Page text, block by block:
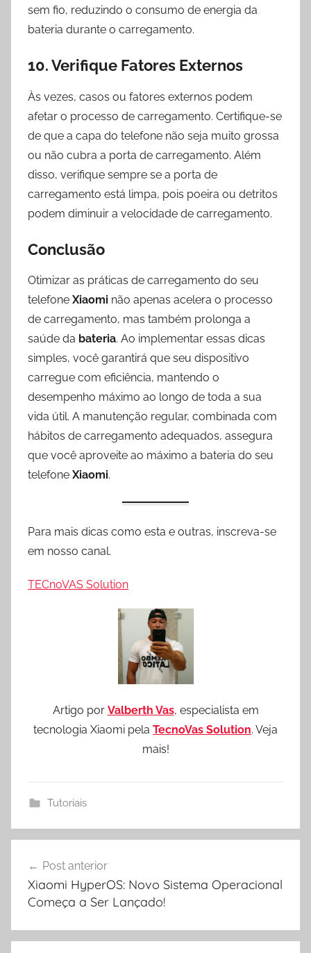
sem fio, reduzindo o consumo de energia da
bateria durante o carregamento.
10. Verifique Fatores Externos
Às vezes, casos ou fatores externos podem
afetar o processo de carregamento. Certifique-se
de que a capa do telefone não seja muito grossa
ou não cubra a porta de carregamento. Além
disso, verifique sempre se a porta de
carregamento está limpa, pois poeira ou detritos
podem diminuir a velocidade de carregamento.
Conclusão
Otimizar as práticas de carregamento do seu
telefone Xiaomi não apenas acelera o processo
de carregamento, mas também prolonga a
saúde da bateria. Ao implementar essas dicas
simples, você garantirá que seu dispositivo
carregue com eficiência, mantendo o
desempenho máximo ao longo de toda a sua
vida útil. A manutenção regular, combinada com
hábitos de carregamento adequados, assegura
que você aproveite ao máximo a bateria do seu
telefone Xiaomi.
Para mais dicas como esta e outras, inscreva-se
em nosso canal.
TECnoVAS Solution
Artigo por Valberth Vas, especialista em
tecnologia Xiaomi pela TecnoVas Solution. Veja
mais!
Tutoriais
de
Post
Post anterior
Xiaomi HyperOS: Novo Sistema Operacional
Começa a Ser Lançado!